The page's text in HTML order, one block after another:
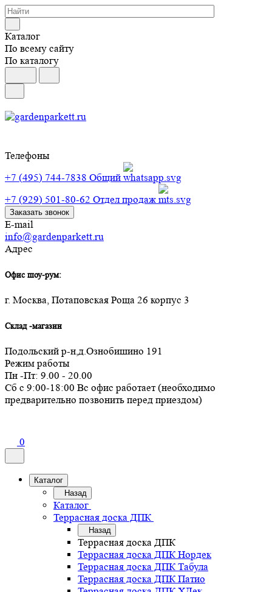
Каталог
По всему сайту
По каталогу
Телефоны
+7 (495) 744-7838 Общий
+7 (929) 501-80-62 Отдел продаж
Заказать звонок
E-mail
info@gardenparkett.ru
Адрес
Офис шоу-рум:
г. Москва, Потаповская Роща 26 корпус 3
Склад -магазин
Подольский р-н,д.Ознобишино 191
Режим работы
Пн -Пт: 9.00 - 20.00
Сб с 9:00-18:00 Вс офис работает (необходимо
предварительно позвонить перед приездом)
0
Каталог
Назад
Каталог
Террасная доска ДПК
Назад
Террасная доска ДПК
Террасная доска ДПК Нордек
Террасная доска ДПК Табула
Террасная доска ДПК Патио